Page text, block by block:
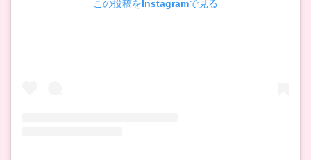
この投稿をInstagramで見る